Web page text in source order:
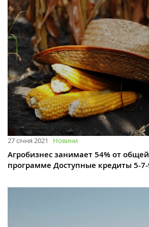
27 січня 2021 Новини
Агробизнес занимает 54% от
программе Доступные кредиты 5-7-